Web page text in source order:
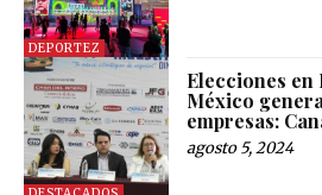
DEPORTEZ
Elecciones en
México
empresas:
agosto 5, 2024